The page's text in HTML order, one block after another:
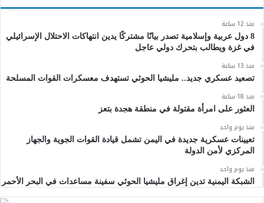
منذ 12 ساعة
8 دول عربية وإسلامية تصدر بيانًا مشتركًا يدين انتهاكات الاحتلال الإسرائيلي
في غزة ويطالب بتحرك دولي عاجل
منذ 13 ساعة
تصعيد عسكري جديد.. مليشيا الحوثي تستهدف معسكرات القوات المسلحة
منذ 18 ساعة
العثور على امرأة مقتولة في منطقة هجدة بتعز
منذ يوم واحد
تعيينات عسكرية جديدة في اليمن تشمل قيادة القوات الجوية والجهاز
المركزي لأمن الدولة
منذ يوم واحد
الشبكة اليمنية تدين إغراق مليشيا الحوثي سفينة مساعدات في البحر الأحمر